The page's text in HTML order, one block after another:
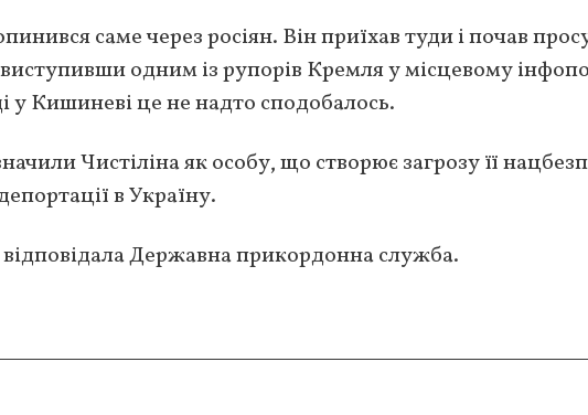
саме через росіян. Він приїхав туди і почав
одним із рупорів Кремля у місцевому
у Кишиневі це не надто сподобалось.
Чистіліна як особу, що створює загрозу її
в Україну.
Державна прикордонна служба.